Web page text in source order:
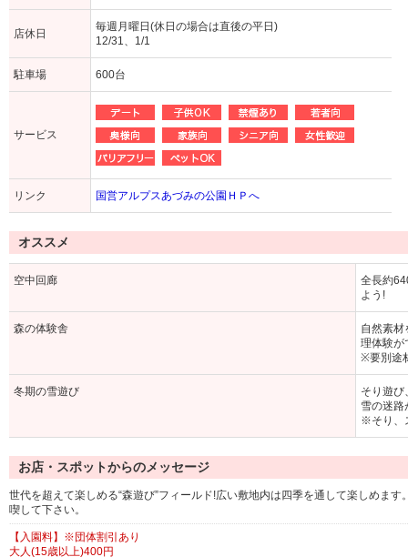
店休日
毎週月曜日(休日の場合は直後の平日)
12/31、1/1
駐車場 600台
サービス
リンク 国営アルプスあづみの公園ＨＰへ
オススメ
空中回廊
全長約
よう!
森の体験舎
自然素材
理体験が
※要別途
冬期の雪遊び
そり遊び
雪の迷路
※そり、
お店・スポットからのメッセージ
世代を超えて楽しめる“森遊び”フィールド!広い敷地内は四季を通して楽しめま
喫して下さい。
【入園料】※団体割引あり
大人(15歳以上)400円